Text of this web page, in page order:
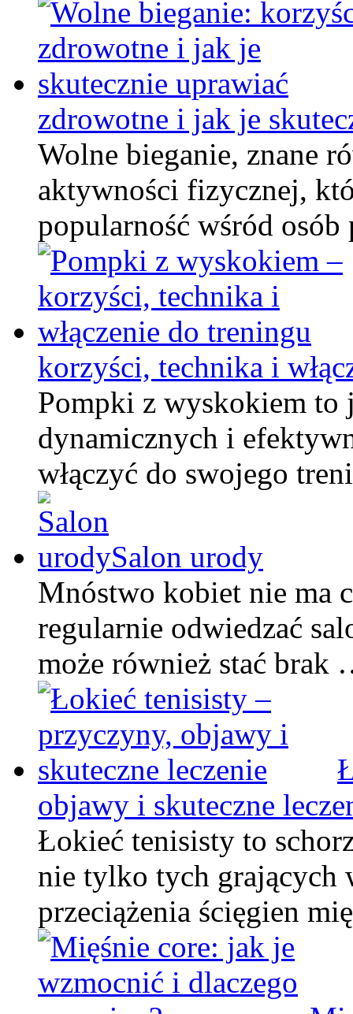
zdrowotne i jak je
Wolne bieganie, znane
aktywności fizycznej,
popularność wśród
korzyści, technika i
Pompki z wyskokiem to
dynamicznych i
włączyć do swojego
Salon urody
Mnóstwo kobiet nie ma
regularnie odwiedzać
może również stać brak
objawy i skuteczne
Łokieć tenisisty to
nie tylko tych grających
przeciążenia ścięgien